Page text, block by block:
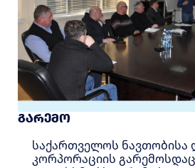
გარემო
საქართველოს ნავთობისა
კორპორაციის